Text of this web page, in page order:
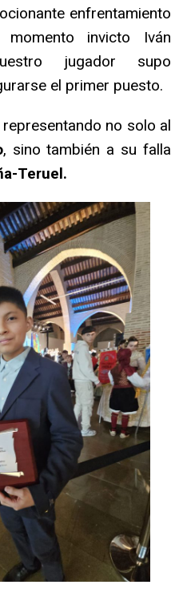
enfrentamiento
invicto Iván
jugador supo
el primer puesto.
no solo al
, sino también a su falla
Teruel.